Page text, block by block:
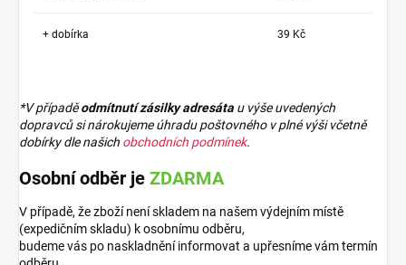
+ dobírka 39 Kč
*V případěodmítnutí zásilky adresáta u výše uvedených
dopravců si nárokujeme úhradu poštovného v plné výši včetně
dobírky dle našich obchodních podmínek.
Osobní odběr je ZDARMA
V případě, že zboží není skladem na našem výdejním místě
(expedičním skladu) k osobnímu odběru,
budeme vás po naskladnění informovat a upřesníme vám termín